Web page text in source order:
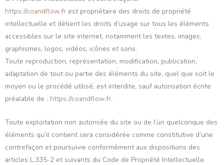
https://coandflow.fr est propriétaire des droits de propriété
intellectuelle et détient les droits d’usage sur tous les éléments
accessibles sur le site internet, notamment les textes, images,
graphismes, logos, vidéos, icônes et sons.
Toute reproduction, représentation, modification, publication,
adaptation de tout ou partie des éléments du site, quel que soit le
moyen ou le procédé utilisé, est interdite, sauf autorisation écrite
préalable de : https://coandflow.fr.
Toute exploitation non autorisée du site ou de l’un quelconque des
éléments qu’il contient sera considérée comme constitutive d’une
contrefaçon et poursuivie conformément aux dispositions des
articles L.335-2 et suivants du Code de Propriété Intellectuelle.